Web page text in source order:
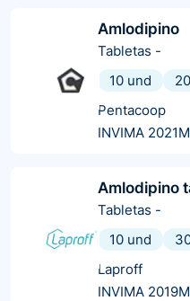
Amlodipino
Tabletas -
10 und
Pentacoop
INVIMA
Amlodipino
Tabletas -
10 und
Laproff
INVIMA